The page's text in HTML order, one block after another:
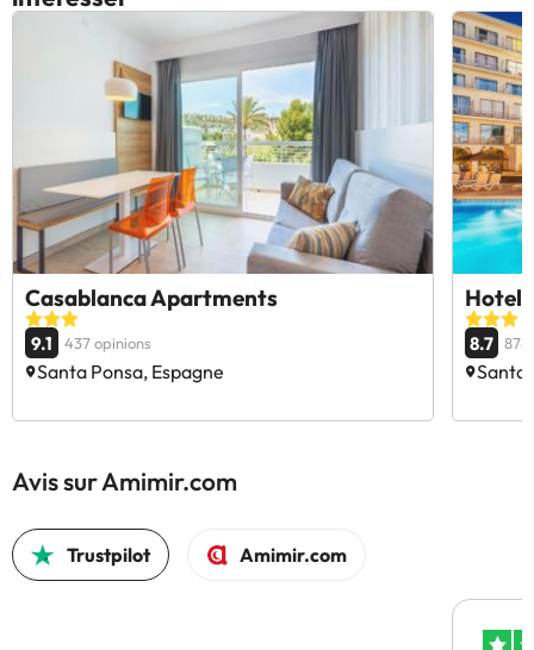
Casablanca Apartments
9.1 437 opinions
Santa Ponsa, Espagne
Hotel
8.7 878
Santa
Avis sur Amimir.com
Trustpilot Amimir.com